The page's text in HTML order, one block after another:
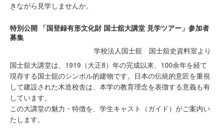
きながら見学しませんか。
特別公開 「国登録有形文化財 国士舘大講堂 見学ツアー」参加者
募集
学校法人国士舘 国士舘史資料室より
国士舘大講堂は、1919（大正8）年の完成以来、100余年を経て
現存する国士舘のシンボル的建物です。日本の伝統的意匠を重視
して建設された木造校舎は、本学の教育理念を表徴する意義も有
しています。
この大講堂の魅力・特徴を、学生キャスト（ガイド）がご案内い
たします。